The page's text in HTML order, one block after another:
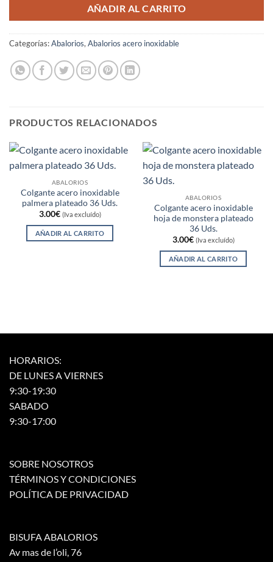
AÑADIR AL CARRITO
Categorías:Abalorios, Abalorios acero inoxidable
PRODUCTOS RELACIONADOS
ABALORIOS
Colgante acero inoxidable
palmera plateado 36 Uds.
3.00€ (Iva excluído)
AÑADIR AL CARRITO
ABALORIOS
Colgante acero inoxidable
hoja de monstera plateado
36 Uds.
3.00€ (Iva excluído)
AÑADIR AL CARRITO
HORARIOS:
DE LUNES A VIERNES
9:30-19:30
SABADO
9:30-17:00
SOBRE NOSOTROS
TÉRMINOS Y CONDICIONES
POLÍTICA DE PRIVACIDAD
BISUFA ABALORIOS
Av mas de l’oli, 76